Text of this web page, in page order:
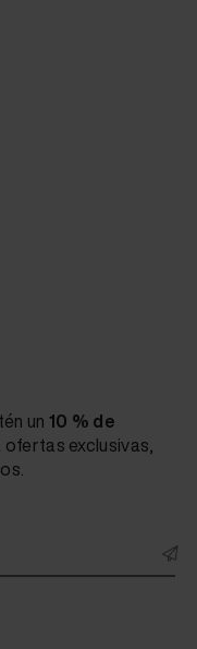
un 10 % de
exclusivas,